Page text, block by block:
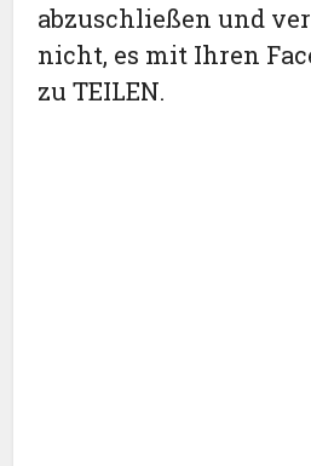
abzuschließen und
nicht, es mit Ihren
zu TEILEN.